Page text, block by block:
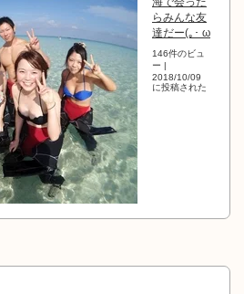
らみんな友
達だー(｡･ ω
146件のビュ
ー |
2018/10/09
に投稿された